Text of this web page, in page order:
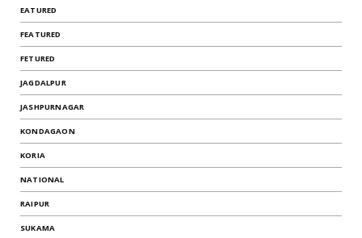
EATURED
FEATURED
FETURED
JAGDALPUR
JASHPURNAGAR
KONDAGAON
KORIA
NATIONAL
RAIPUR
SUKAMA